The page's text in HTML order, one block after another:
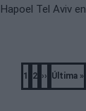
Hapoel Tel Aviv
Página
1
Página
2
Next
››
Last
Última »